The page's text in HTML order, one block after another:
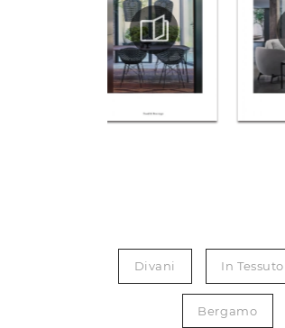
Divani In Tessuto
Bergamo